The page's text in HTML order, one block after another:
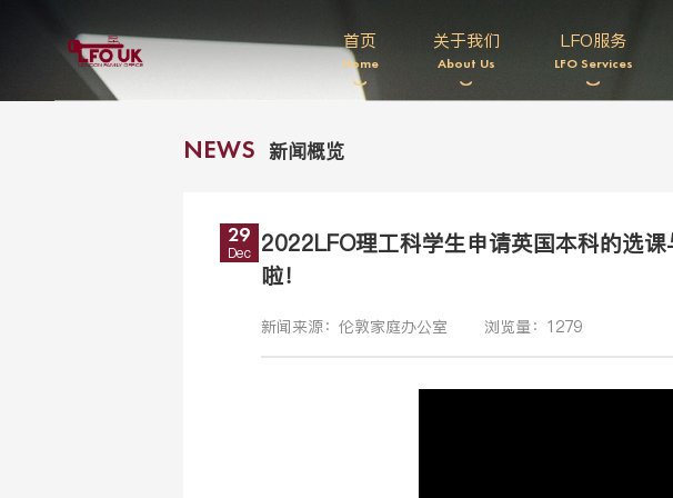
首页
Home
关于我们
About Us
LFO服务
LFO Services
NEWS 新闻概览
29
Dec 2022LFO理工科学生申请英国本科的选
啦！
新闻来源：伦敦家庭办公室 浏览量：1279